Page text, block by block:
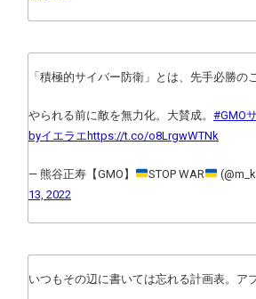
「積極的サイバー防衛」とは、先手必勝の
やられる前に敵を無力化。大賛成。 #GMO
byイエラエ https://t.co/o8LrgwWTNk
— 熊谷正寿【GMO】 STOP WAR
13, 2022
いつもその辺に書いては忘れる計画表。ア